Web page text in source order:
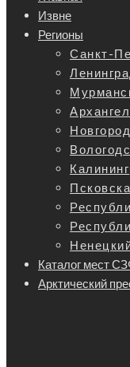
Извне
Регионы
Санкт-
Каталог мест
Арктический